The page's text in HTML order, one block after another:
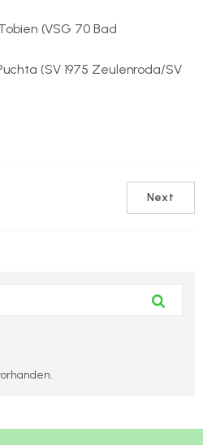
(VSG 70 Bad
(SV 1975 Zeulenroda/SV
Next